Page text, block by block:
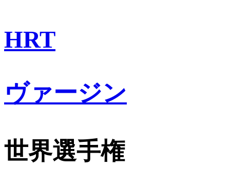
HRT
ヴァージン
世界選手権